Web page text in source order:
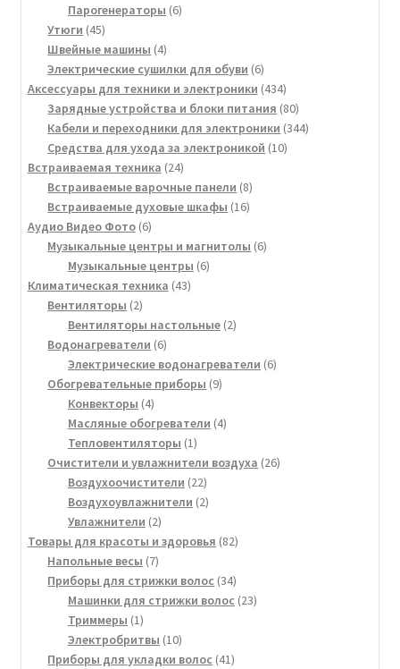
товара
Парогенераторы 66
Утюги 4545
товаров
Швейные машины 44
товара
Электрические сушилки для обуви 66
товаров
Аксессуары для техники и электроники 434434
товара
Зарядные устройства и блоки питания 8080
товаров
Кабели и переходники для электроники 344344
Средства для ухода за электроникой 1010
Встраиваемая техника 2424
товара
Встраиваемые варочные панели 88
товаров
Встраиваемые духовые шкафы 1616
Аудио Видео Фото 66
товаров
Музыкальные центры и магнитолы 66
Музыкальные центры 66
Климатическая техника 4343
Вентиляторы 22
товара
Вентиляторы настольные 22
Водонагреватели 66
товаров
Электрические водонагреватели 66
Обогревательные приборы 99
Конвекторы 44
товара
Масляные обогреватели 44
Тепловентиляторы 11
товар
Очистители и увлажнители воздуха 2626
Воздухоочистители 2222
товара
Воздухоувлажнители 22
Увлажнители 22
товара
Товары для красоты и здоровья 8282
Напольные весы 77
товаров
Приборы для стрижки волос 3434
товара
Машинки для стрижки волос 2323
Триммеры 11
товар
Электробритвы 1010
товаров
Приборы для укладки волос 4141